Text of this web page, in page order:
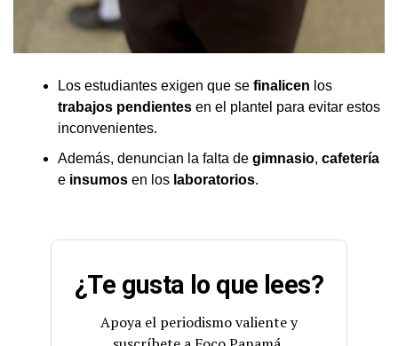
Los estudiantes exigen que se finalicen los
trabajos pendientes en el plantel para evitar estos
inconvenientes.
Además, denuncian la falta de gimnasio, cafetería
e insumos en los laboratorios.
¿Te gusta lo que lees?
Apoya el periodismo valiente y